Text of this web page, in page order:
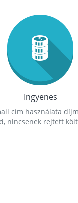
Ingyenes
cím használata
nincsenek rejtett